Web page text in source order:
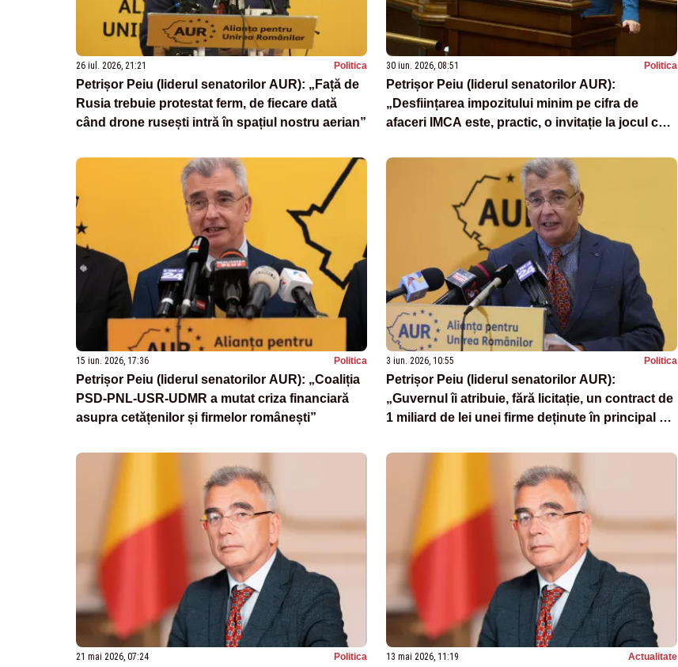
26 iul. 2026, 21:21 Politica
Petrișor Peiu (liderul senatorilor AUR): „Față de
Rusia trebuie protestat ferm, de fiecare dată
când drone rusești intră în spațiul nostru aerian”
30 iun. 2026, 08:51 Politica
Petrișor Peiu (liderul senatorilor AUR):
„Desființarea impozitului minim pe cifra de
afaceri IMCA este, practic, o invitație la jocul cu
«optimizărilor»”
15 iun. 2026, 17:36 Politica
Petrișor Peiu (liderul senatorilor AUR): „Coaliția
PSD-PNL-USR-UDMR a mutat criza financiară
asupra cetățenilor și firmelor românești”
3 iun. 2026, 10:55 Politica
Petrișor Peiu (liderul senatorilor AUR):
„Guvernul îi atribuie, fără licitație, un contract de
1 miliard de lei unei firme deținute în principal de
21 mai 2026, 07:24 Politica 13 mai 2026, 11:19 Actualitate